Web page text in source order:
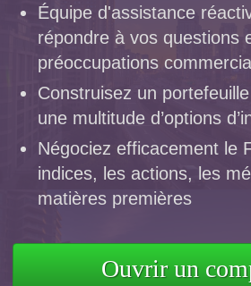
Équipe d'assistance
répondre à vos questions
préoccupations
Construisez un
une multitude d’options
Négociez efficacement le
indices, les actions, les
matières premières
Ouvrir un